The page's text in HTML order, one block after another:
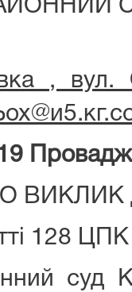
,
ВИКЛИК
128 ЦПК
суд